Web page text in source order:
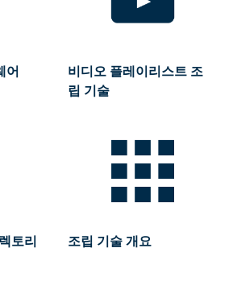
어
비디오 플레이리스트 조
립 기술
토리 조립 기술 개요